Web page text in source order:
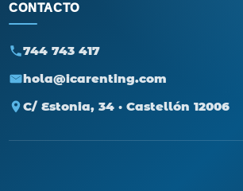
CONTACTO
744 743 417
hola@icarenting.com
C/ Estonia, 34 · Castellón 12006